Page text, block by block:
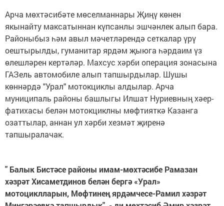
Арча мөхтәсибәте мөселманнары Җиңү көнен
якынайту максатыннан күпсанлы эшчәнлек алып бара.
Районыбыз һәм авыл мәчетләрендә сеткалар үрү
оештырылды, гуманитар ярдәм җыюга һәрдаим үз
өлешләрен кертәләр. Махсус хәрби операция зонасына
ГАЗель автомобиле алып тапшырдылар. Шушы
көннәрдә "Урал" мотокциклы алдылар. Арча
муниципаль районы башлыгы Илшат Нуриевның хәер-
фатихасы белән мотокциклны мөфтияткә Казанга
озаттылар, аннан ул хәрби хезмәт җиренә
тапшыралачак.
" Балык Бистәсе районы имам-мөхтәсибе Рамазан
хәзрәт Хисаметдинов белән бергә «Урал»
мотоциклларын, Мөфтинең ярдәмчесе-Рамил хәзрәт